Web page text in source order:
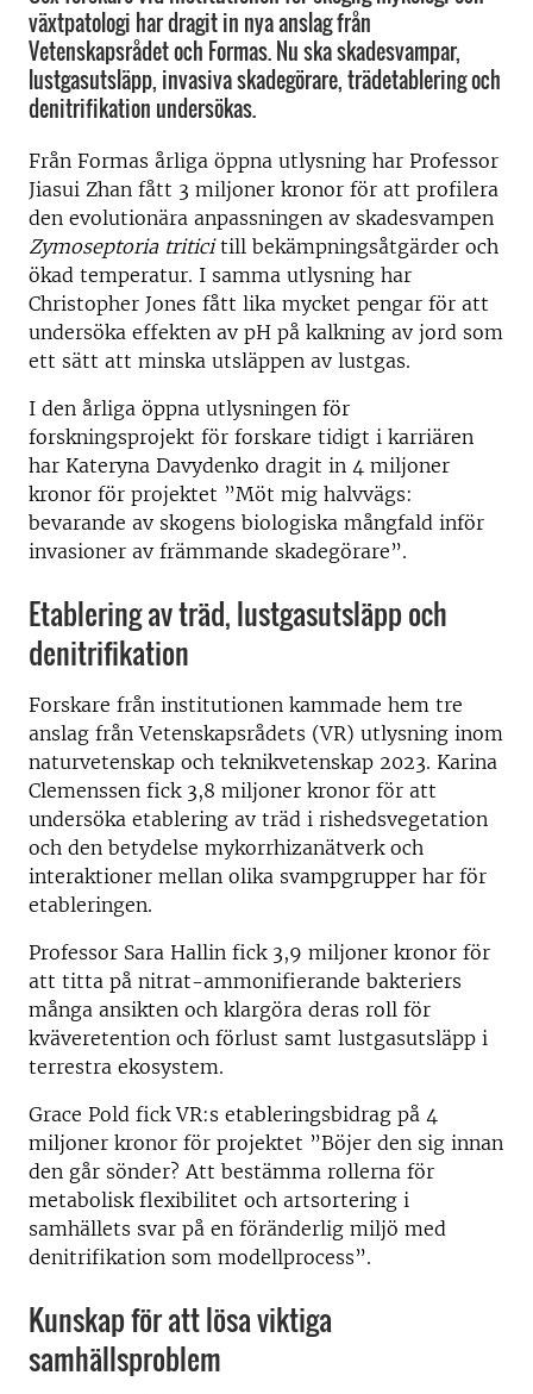
växtpatologi har dragit in nya anslag från
Vetenskapsrådet och Formas. Nu ska skadesvampar,
lustgasutsläpp, invasiva skadegörare, trädetablering och
denitrifikation undersökas.
Från Formas årliga öppna utlysning har Professor
Jiasui Zhan fått 3 miljoner kronor för att profilera
den evolutionära anpassningen av skadesvampen
Zymoseptoria triticitill bekämpningsåtgärder och
ökad temperatur. I samma utlysning har
Christopher Jones fått lika mycket pengar för att
undersöka effekten av pH på kalkning av jord som
ett sätt att minska utsläppen av lustgas.
I den årliga öppna utlysningen för
forskningsprojekt för forskare tidigt i karriären
har Kateryna Davydenko dragit in 4 miljoner
kronor för projektet ”Möt mig halvvägs:
bevarande av skogens biologiska mångfald inför
invasioner av främmande skadegörare”.
Etablering av träd, lustgasutsläpp och
denitrifikation
Forskare från institutionen kammade hem tre
anslag från Vetenskapsrådets (VR) utlysning inom
naturvetenskap och teknikvetenskap 2023. Karina
Clemenssen fick 3,8 miljoner kronor för att
undersöka etablering av träd i rishedsvegetation
och den betydelse mykorrhizanätverk och
interaktioner mellan olika svampgrupper har för
etableringen.
Professor Sara Hallin fick 3,9 miljoner kronor för
att titta på nitrat-ammonifierande bakteriers
många ansikten och klargöra deras roll för
kväveretention och förlust samt lustgasutsläpp i
terrestra ekosystem.
Grace Pold fick VR:s etableringsbidrag på 4
miljoner kronor för projektet ”Böjer den sig innan
den går sönder? Att bestämma rollerna för
metabolisk flexibilitet och artsortering i
samhällets svar på en föränderlig miljö med
denitrifikation som modellprocess”.
Kunskap för att lösa viktiga
samhällsproblem